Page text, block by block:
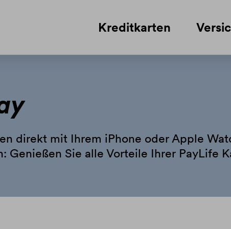
Kreditkarten
direkt mit Ihrem iPhone oder Apple
Genießen Sie alle Vorteile Ihrer PayLife